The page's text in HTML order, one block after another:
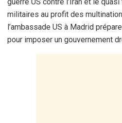
militaires au profit des
l’ambassade US à Madrid
pour imposer un gouvernement